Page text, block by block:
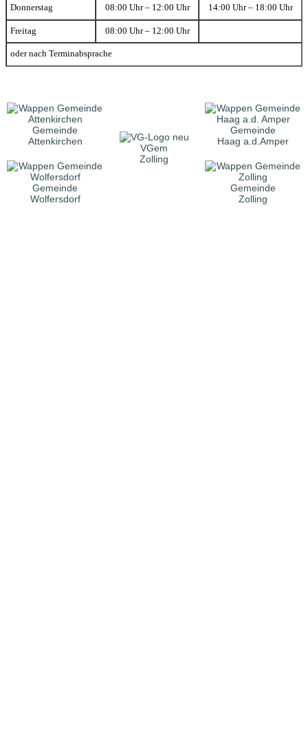
Donnerstag 08:00 Uhr – 12:00 Uhr 14:00 Uhr – 18:00 Uhr
Freitag 08:00 Uhr – 12:00 Uhr
oder nach Terminabsprache
Gemeinde
Attenkirchen
VGem
Zolling
Gemeinde
Haag a.d.Amper
Gemeinde
Wolfersdorf
Gemeinde
Zolling